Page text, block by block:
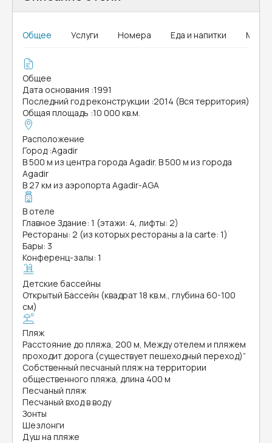
Общее Услуги Номера Еда и напитки MICE
Общее
Дата основания :1991
Последний год реконструкции :2014 (Вся территория)
Общая площадь :10 000 кв.м.
Расположение
Город :Agadir
В 500 м из центра города Agadir. В 500 м из города
Agadir
В 27 км из аэропорта Agadir-AGA
В отеле
Главное Здание: 1 (этажи: 4, лифты: 2)
Рестораны: 2 (из которых рестораны a la carte: 1)
Бары: 3
Конференц-залы: 1
Детские бассейны
Открытый Бассейн (квадрат 18 кв.м., глубина 60-100
см)
Пляж
Расстояние до пляжа, 200 м, Между отелем и пляжем
проходит дорога (существует пешеходный переход)”
Собственный песчаный пляж на территории
общественного пляжа, длина 400 м
Песчаный пляж
Песчаный вход в воду
Зонты
Шезлонги
Душ на пляже